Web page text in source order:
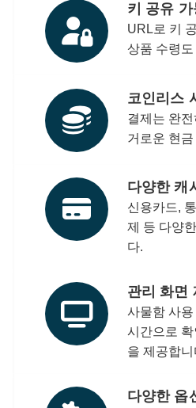
키 공유 가
URL로 키
상품 수령
코인리스
결제는 완
거로운 현
다양한 캐
신용카드,
제 등 다양
다.
관리 화면
사물함 사
시간으로
을 제공합니
다양한 옵